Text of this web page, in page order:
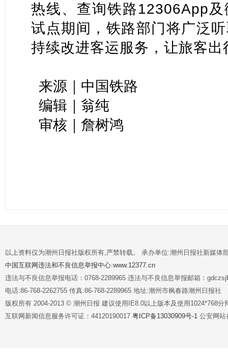
热线、查询铁路12306App
试点期间，铁路部门将广泛
持续改进客运服务，让旅客
来源｜中国铁路
编辑｜翁纯
审核｜詹树鸿
以上资料仅为潮州日报社版权所有,严禁转载。 承办单位:潮州日报社新媒体
中国互联网违法和不良信息举报中心:www.12377.cn
违法与不良信息举报电话：0768-2289965 违法与不良信息举报邮箱：
电话:86-768-2262755 传真:86-768-2289965 地址:潮州市枫春路潮州日报社
版权所有 2004-2013 © 潮州日报 建议使用IE8.0以上版本及使用1024*768分
互联网新闻信息服务许可证：44120190017 粤ICP备13030909号-1 公安网站